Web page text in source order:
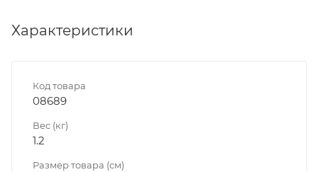
Характеристики
Код товара
08689
Вес (кг)
1.2
Размер товара (см)